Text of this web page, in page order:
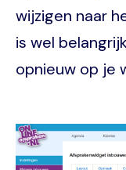
wijzigen naar
is wel
opnieuw op je
Image